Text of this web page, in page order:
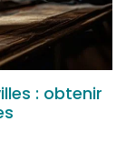
: obtenir